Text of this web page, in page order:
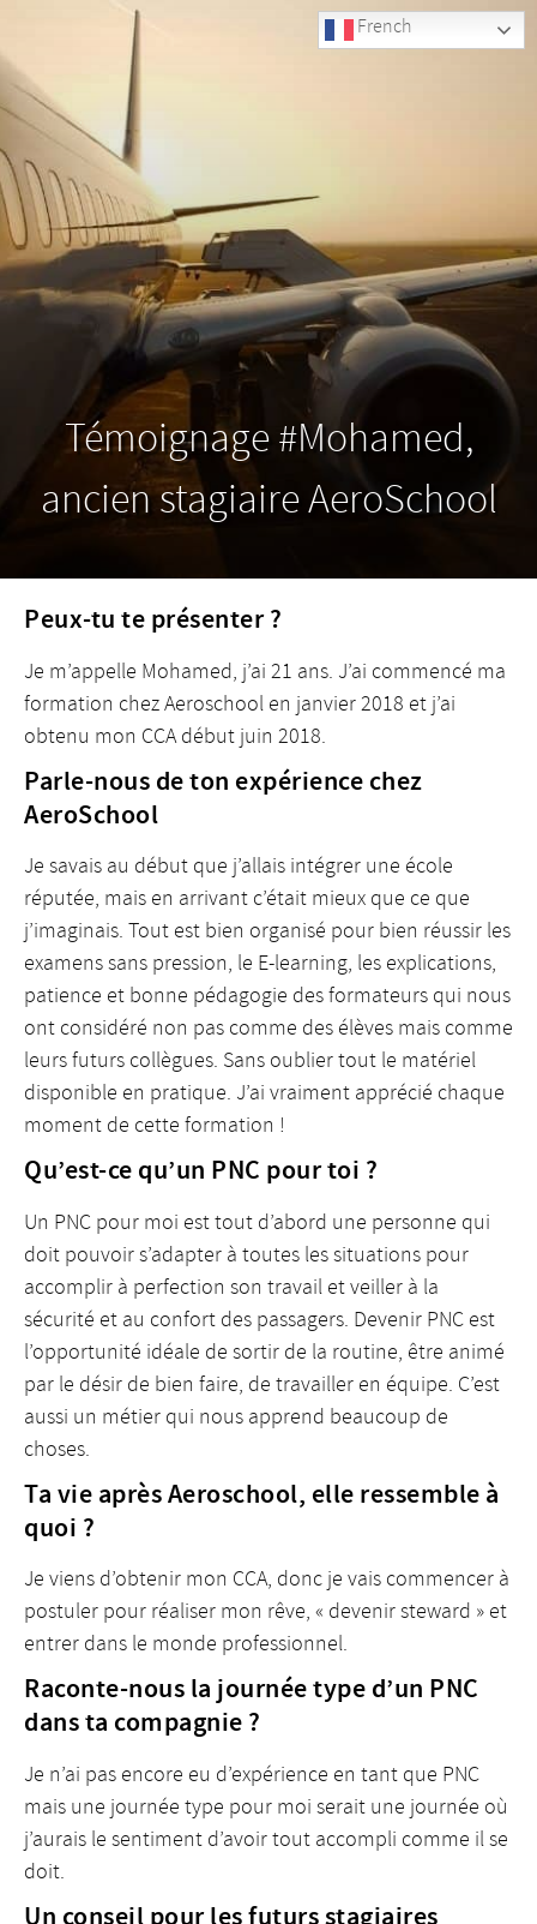
Témoignage #Mohamed,
ancien stagiaire AeroSchool
Peux-tu te présenter ?
Je m’appelle Mohamed, j’ai 21 ans. J’ai commencé ma
formation chez Aeroschool en janvier 2018 et j’ai
obtenu mon CCA début juin 2018.
Parle-nous de ton expérience chez
AeroSchool
Je savais au début que j’allais intégrer une école
réputée, mais en arrivant c’était mieux que ce que
j’imaginais. Tout est bien organisé pour bien réussir les
examens sans pression, le E-learning, les explications,
patience et bonne pédagogie des formateurs qui nous
ont considéré non pas comme des élèves mais comme
leurs futurs collègues. Sans oublier tout le matériel
disponible en pratique. J’ai vraiment apprécié chaque
moment de cette formation !
Qu’est-ce qu’un PNC pour toi ?
Un PNC pour moi est tout d’abord une personne qui
doit pouvoir s’adapter à toutes les situations pour
accomplir à perfection son travail et veiller à la
sécurité et au confort des passagers. Devenir PNC est
l’opportunité idéale de sortir de la routine, être animé
par le désir de bien faire, de travailler en équipe. C’est
aussi un métier qui nous apprend beaucoup de
choses.
Ta vie après Aeroschool, elle ressemble à
quoi ?
Je viens d’obtenir mon CCA, donc je vais commencer à
postuler pour réaliser mon rêve, « devenir steward » et
entrer dans le monde professionnel.
Raconte-nous la journée type d’un PNC
dans ta compagnie ?
Je n’ai pas encore eu d’expérience en tant que PNC
mais une journée type pour moi serait une journée où
j’aurais le sentiment d’avoir tout accompli comme il se
doit.
Un conseil pour les futurs stagiaires
French